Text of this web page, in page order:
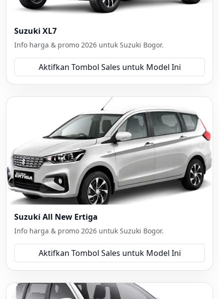
Suzuki XL7
Info harga & promo 2026 untuk Suzuki Bogor.
Aktifkan Tombol Sales untuk Model Ini
Suzuki All New Ertiga
Info harga & promo 2026 untuk Suzuki Bogor.
Aktifkan Tombol Sales untuk Model Ini